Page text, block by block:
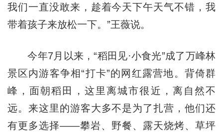
我们一直没敢来，趁着今天下午天气不错，我
带着孩子来放松一下。”王薇说。
今年7月以来，“稻田见·小食光”成了万峰林
景区内游客争相“打卡”的网红露营地。背倚群
峰，面朝稻田，这里离城市很近，离自然不
远。来这里的游客大多不是为了扎营，他们还
有更多选择——攀岩、野餐、露天烧烤、草坪